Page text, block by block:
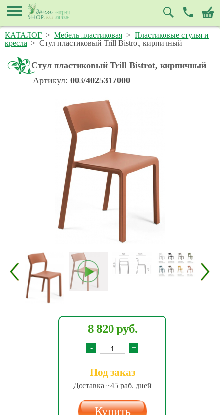
КАТАЛОГ > Мебель пластиковая > Пластиковые стулья и
кресла > Стул пластиковый Trill Bistrot, кирпичный
Стул пластиковый Trill Bistrot, кирпичный
Артикул: 003/4025317000
8 820 руб.
- +
Под заказ
Доставка ~45 раб. дней
Купить